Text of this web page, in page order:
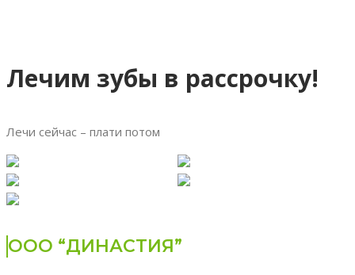
Лечим зубы в рассрочку!
Лечи сейчас – плати потом
ООО “ДИНАСТИЯ”